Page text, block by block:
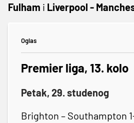
Fulham i Liverpool -
Oglas
Premier liga, 13. kolo
Petak, 29. studenog
Brighton – Southampton